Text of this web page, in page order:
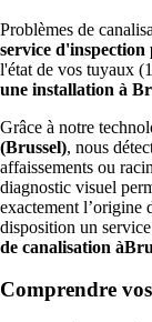
Problèmes de
service
l'état de vos tuyaux
une installation à
Grâce à notre
(Brussel), nous
affaissements ou
diagnostic visuel
exactement l’origine
disposition un
de canalisation
Comprendre